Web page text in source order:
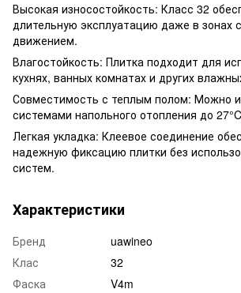
Высокая износостойкость: Класс 32
длительную эксплуатацию даже в зонах
движением.
Влагостойкость: Плитка подходит для
кухнях, ванных комнатах и ​​других
Совместимость с теплым полом: Можно
системами напольного отопления до
Легкая укладка: Клеевое соединение
надежную фиксацию плитки без
систем.
Характеристики
Бренд
uawineo
Клас
32
Фаска
V4m